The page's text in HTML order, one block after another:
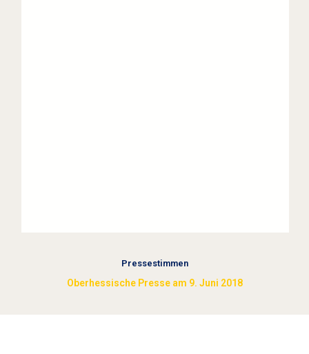
Pressestimmen
Oberhessische Presse am 9. Juni 2018